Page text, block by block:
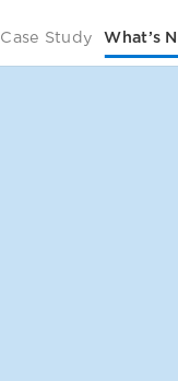
Case Study What’s